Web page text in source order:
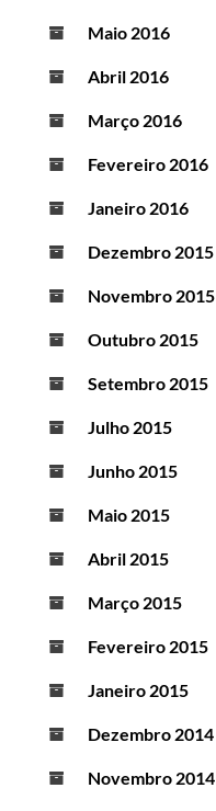
Maio 2016
Abril 2016
Março 2016
Fevereiro 2016
Janeiro 2016
Dezembro 2015
Novembro 2015
Outubro 2015
Setembro 2015
Julho 2015
Junho 2015
Maio 2015
Abril 2015
Março 2015
Fevereiro 2015
Janeiro 2015
Dezembro 2014
Novembro 2014